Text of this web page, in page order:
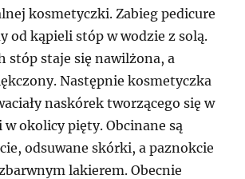
kosmetyczki. Zabieg pedicure
od kąpieli stóp w wodzie z solą.
stóp staje się nawilżona, a
Następnie kosmetyczka
naskórek tworzącego się w
w okolicy pięty. Obcinane są
odsuwane skórki, a paznokcie
lakierem. Obecnie